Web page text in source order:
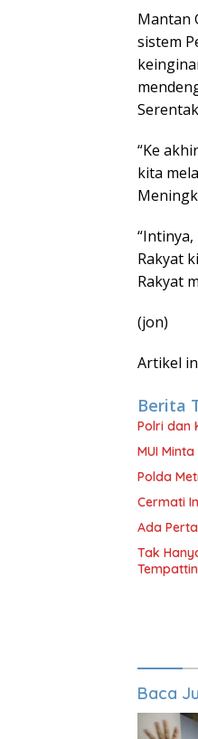
Mantan
sistem
“Ke
kita
Rakyat
Rakyat
(jon)
Artikel
Berita
Polri dan
MUI
Polda
Cermati
Ada
Tak
Baca